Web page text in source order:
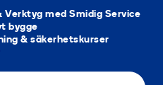
Verktyg med Smidig Service
bygge
& säkerhetskurser